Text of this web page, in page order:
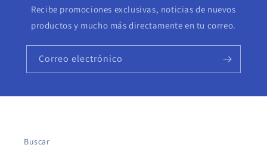
Recibe promociones exclusivas, noticias de nuevos
productos y mucho más directamente en tu correo.
Correo electrónico
Buscar